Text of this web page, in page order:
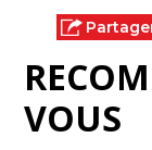
VOUS